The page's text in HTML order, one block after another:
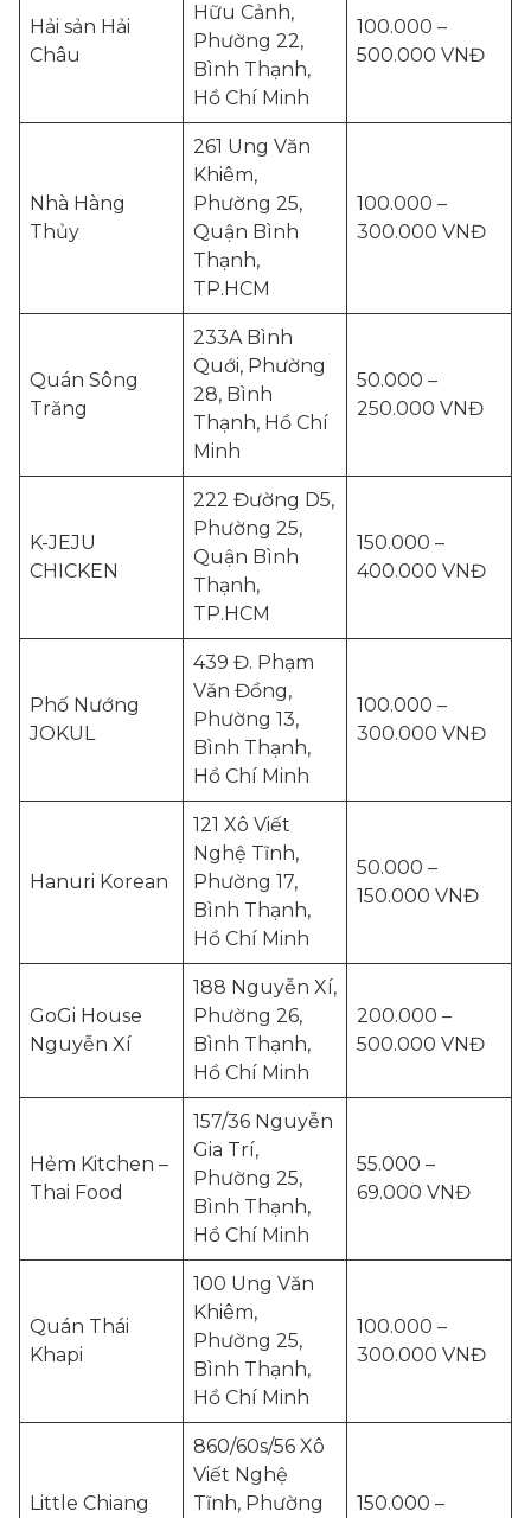
Hải sản Hải
Châu
Hữu Cảnh,
Phường 22,
Bình Thạnh,
Hồ Chí Minh
100.000 –
500.000 VNĐ
Nhà Hàng
Thủy
261 Ung Văn
Khiêm,
Phường 25,
Quận Bình
Thạnh,
TP.HCM
100.000 –
300.000 VNĐ
Quán Sông
Trăng
233A Bình
Quới, Phường
28, Bình
Thạnh, Hồ Chí
Minh
50.000 –
250.000 VNĐ
K-JEJU
CHICKEN
222 Đường D5,
Phường 25,
Quận Bình
Thạnh,
TP.HCM
150.000 –
400.000 VNĐ
Phố Nướng
JOKUL
439 Đ. Phạm
Văn Đồng,
Phường 13,
Bình Thạnh,
Hồ Chí Minh
100.000 –
300.000 VNĐ
Hanuri Korean
121 Xô Viết
Nghệ Tĩnh,
Phường 17,
Bình Thạnh,
Hồ Chí Minh
50.000 –
150.000 VNĐ
GoGi House
Nguyễn Xí
188 Nguyễn Xí,
Phường 26,
Bình Thạnh,
Hồ Chí Minh
200.000 –
500.000 VNĐ
Hẻm Kitchen –
Thai Food
157/36 Nguyễn
Gia Trí,
Phường 25,
Bình Thạnh,
Hồ Chí Minh
55.000 –
69.000 VNĐ
Quán Thái
Khapi
100 Ung Văn
Khiêm,
Phường 25,
Bình Thạnh,
Hồ Chí Minh
100.000 –
300.000 VNĐ
Little Chiang
860/60s/56 Xô
Viết Nghệ
Tĩnh, Phường
150.000 –